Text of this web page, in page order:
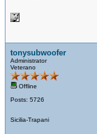
tonysubwoofer
Administrator
Veterano
Offline
Posts: 5726
Sicilia-Trapani